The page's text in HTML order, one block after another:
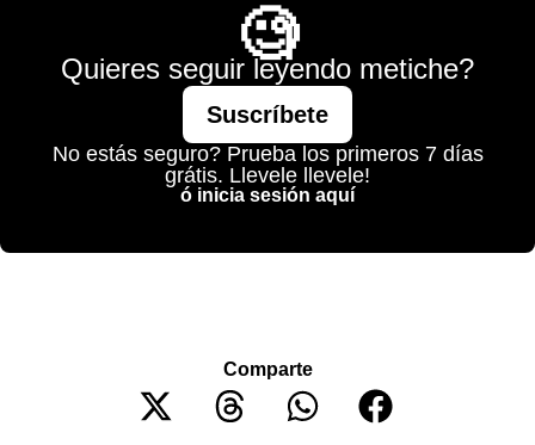
🧐
Quieres seguir leyendo metiche?
Suscríbete
No estás seguro? Prueba los primeros 7 días
grátis. Llevele llevele!
ó inicia sesión aquí
Comparte